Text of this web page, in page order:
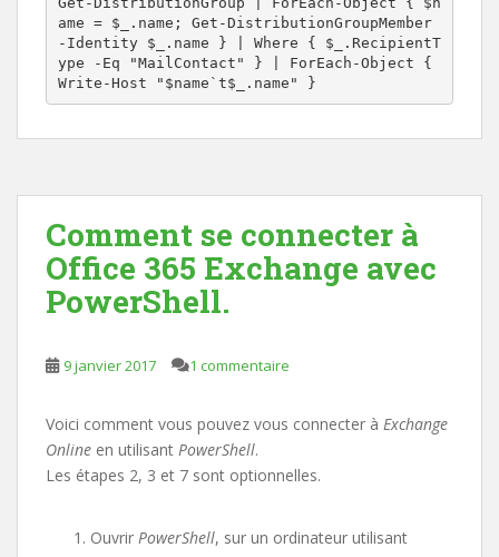
ame = $_.name; Get-DistributionGroupMember
-Identity $_.name } | Where { $_.RecipientT
ype -Eq "MailContact" } | ForEach-Object {
Write-Host "$name`t$_.name" }
Comment se connecter à
Office 365 Exchange avec
PowerShell.
9 janvier 2017 1 commentaire
Voici comment vous pouvez vous connecter à Exchange
Online en utilisant PowerShell.
Les étapes 2, 3 et 7 sont optionnelles.
Ouvrir PowerShell, sur un ordinateur utilisant